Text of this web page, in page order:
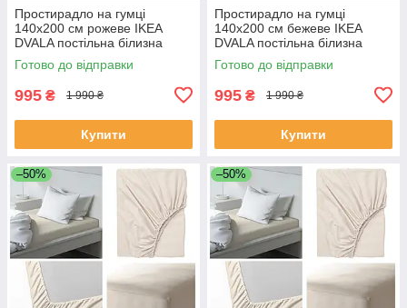
Простирадло на гумці
140х200 см рожеве IKEA
DVALA постільна білизна
двоспальна 100% бавовна
ІКЕА ДВАЛА
Готово до відправки
995 ₴ 1 990 ₴
Купити
Простирадло на гумці
140х200 см бежеве IKEA
DVALA постільна білизна
двоспальна 100% бавовна
ІКЕА ДВАЛА
Готово до відправки
995 ₴ 1 990 ₴
Купити
–50% –50%